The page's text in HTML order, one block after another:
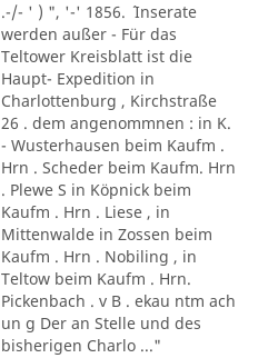
.-/- ' ) ", '-' 1856. ´ Inserate
werden außer - Für das
Teltower Kreisblatt ist die
Haupt- Expedition in
Charlottenburg , Kirchstraße
26 . dem angenommnen : in K.
- Wusterhausen beim Kaufm .
Hrn . Scheder beim Kaufm. Hrn
. Plewe S in Köpnick beim
Kaufm . Hrn . Liese , in
Mittenwalde in Zossen beim
Kaufm . Hrn . Nobiling , in
Teltow beim Kaufm . Hrn.
Pickenbach . v B . ekau ntm ach
un g Der an Stelle und des
bisherigen Charlo ..."